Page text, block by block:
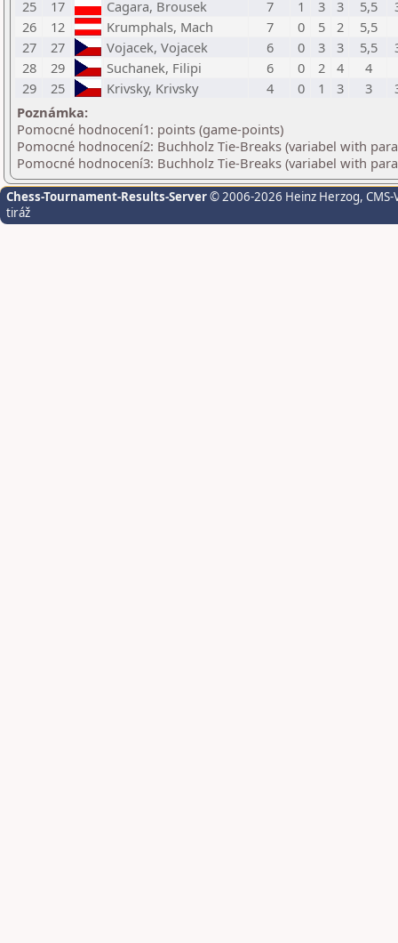
25
17 Cagara, Brousek 7 1 3 3 5,5
26
12 Krumphals, Mach 7 0 5 2
5,5
27
27 Vojacek, Vojacek 6 0 3 3 5,5
28
29 Suchanek, Filipi 6 0 2 4
4
29
25 Krivsky, Krivsky 4 0 1 3 3
Poznámka:
Pomocné hodnocení1: points (game-points)
Pomocné hodnocení2: Buchholz Tie-Breaks (variabel with
Pomocné hodnocení3: Buchholz Tie-Breaks (variabel with
Chess-Tournament-Results-Server© 2006-2026 Heinz Herzog,
tiráž